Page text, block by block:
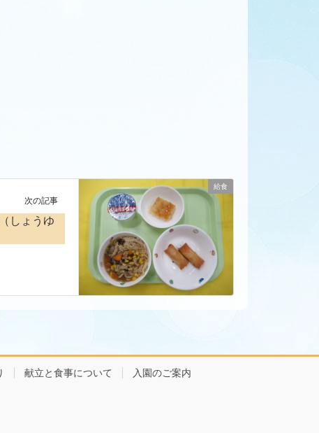
給食
次の記事
しょうゆ
献立と食事について
入園のご案内